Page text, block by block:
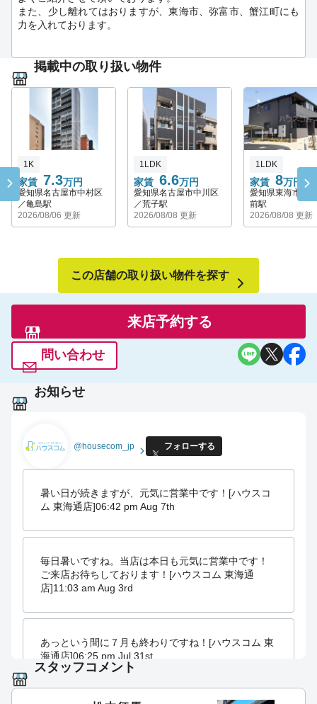
・賃貸住宅の新規建築、老朽化物件の建替え、建築用地のご紹
介も致します。
また、少し離れてはおりますが、東海市、弥富市、蟹江町にも
力を入れております。
掲載中の取り扱い物件
家賃 7.3万円
1K
愛知県名古屋市中村区
／亀島駅
2026/08/06 更新
家賃 6.6万円
1LDK
愛知県名古屋市中川区
／荒子駅
2026/08/08 更新
家賃 8万円
1LDK
愛知県東海市／
前駅
2026/08/08 更新
この店舗の取り扱い物件を探す
来店予約する
問い合わせ
お知らせ
@housecom_jp フォローする
暑い日が続きますが、元気に営業中です！[ハウスコ
ム 東海通店]06:42 pm Aug 7th
毎日暑いですね。当店は本日も元気に営業中です！
ご来店お待ちしております！[ハウスコム 東海通
店]11:03 am Aug 3rd
あっという間に７月も終わりですね！[ハウスコム 東
海通店]06:25 pm Jul 31st
スタッフコメント